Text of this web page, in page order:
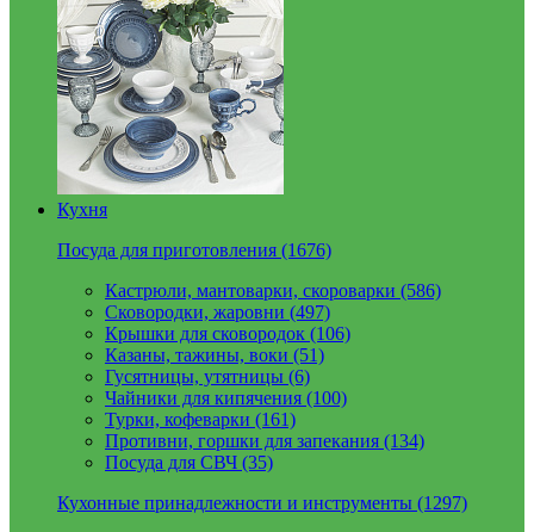
Кухня
Посуда для приготовления (1676)
Кастрюли, мантоварки, скороварки (586)
Сковородки, жаровни (497)
Крышки для сковородок (106)
Казаны, тажины, воки (51)
Гусятницы, утятницы (6)
Чайники для кипячения (100)
Турки, кофеварки (161)
Противни, горшки для запекания (134)
Посуда для СВЧ (35)
Кухонные принадлежности и инструменты (1297)